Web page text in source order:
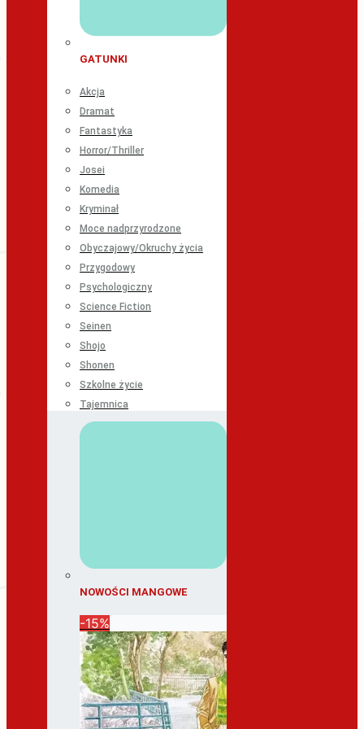
GATUNKI
Akcja
Dramat
Fantastyka
Horror/Thriller
Josei
Komedia
Kryminał
Moce nadprzyrodzone
Obyczajowy/Okruchy życia
Przygodowy
Psychologiczny
Science Fiction
Seinen
Shojo
Shonen
Szkolne życie
Tajemnica
NOWOŚCI MANGOWE
-15%